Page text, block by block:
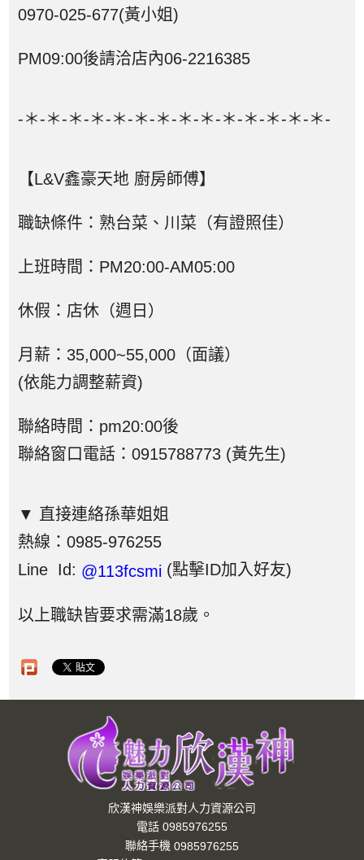
0970-025-677(黃小姐)
PM09:00後請洽店內06-2216385
-＊-＊-＊-＊-＊-＊-＊-＊-＊-＊-＊-＊-＊-＊-
【L&V鑫豪天地 廚房師傅】
職缺條件：熟台菜、川菜（有證照佳）
上班時間：PM20:00-AM05:00
休假：店休（週日）
月薪：35,000~55,000（面議）
(依能力調整薪資)
聯絡時間：pm20:00後
聯絡窗口電話：0915788773 (黃先生)
▼ 直接連絡孫華姐姐
熱線：0985-976255
Line Id: @113fcsmi (點擊ID加入好友)
以上職缺皆要求需滿18歲。
欣漢神娛樂派對人力資源公司
電話 0985976255
聯絡手機 0985976255